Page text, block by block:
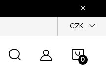
CZK
košík